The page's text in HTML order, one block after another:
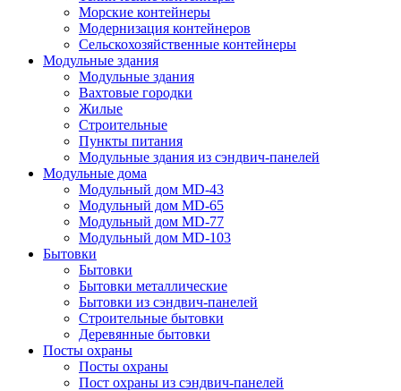
Морские контейнеры
Модернизация контейнеров
Сельскохозяйственные контейнеры
Модульные здания
Модульные здания
Вахтовые городки
Жилые
Строительные
Пункты питания
Модульные здания из сэндвич-панелей
Модульные дома
Модульный дом MD-43
Модульный дом MD-65
Модульный дом MD-77
Модульный дом MD-103
Бытовки
Бытовки
Бытовки металлические
Бытовки из сэндвич-панелей
Строительные бытовки
Деревянные бытовки
Посты охраны
Посты охраны
Пост охраны из сэндвич-панелей